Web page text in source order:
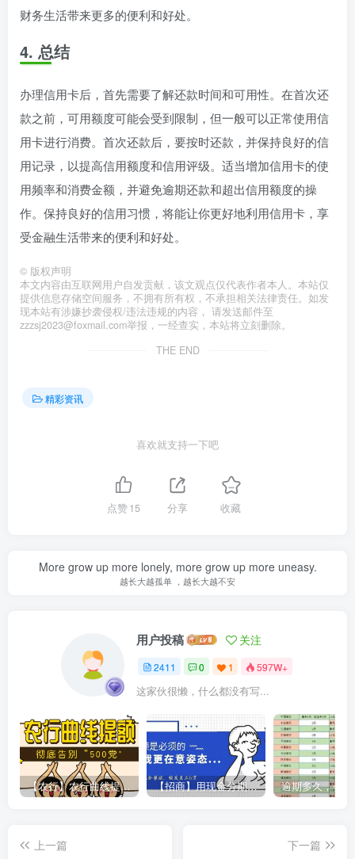
财务生活带来更多的便利和好处。
4. 总结
办理信用卡后，首先需要了解还款时间和可用性。在首次还
款之前，可用额度可能会受到限制，但一般可以正常使用信
用卡进行消费。首次还款后，要按时还款，并保持良好的信
用记录，以提高信用额度和信用评级。适当增加信用卡的使
用频率和消费金额，并避免逾期还款和超出信用额度的操
作。保持良好的信用习惯，将能让你更好地利用信用卡，享
受金融生活带来的便利和好处。
© 版权声明
本文内容由互联网用户自发贡献，该文观点仅代表作者本人。本站仅
提供信息存储空间服务，不拥有所有权，不承担相关法律责任。如发
现本站有涉嫌抄袭侵权/违法违规的内容， 请发送邮件至
zzzsj2023@foxmail.com举报，一经查实，本站将立刻删除。
THE END
精彩资讯
喜欢就支持一下吧
点赞15 分享 收藏
More grow up more lonely, more grow up more uneasy.
越长大越孤单 ，越长大越不安
用户投稿 关注
2411 0 1 597W+
这家伙很懒，什么都没有写...
【农行】农行曲线提额，彻底告别“500党” 【招商】用现金分期提额，额度直上6万
上一篇
下一篇